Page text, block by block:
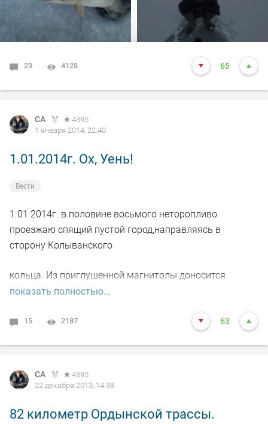
23 4128 65
СА
4395
1 января 2014, 22:40
1.01.2014г. Ох, Уень!
Вести
1.01.2014г. в половине восьмого неторопливо
проезжаю спящий пустой город,направляясь в
сторону Колыванского
кольца. Из приглушенной магнитолы доносится
"..Вояж Вояж"
- Нет!, думаю, в Оёш я сегоня не поеду, уверенно
девяти.Вдоль дороги припаркованы полтора десятка
разбился на групки по интересам.
показать полностью...
15 2187 63
СА
4395
22 декабря 2013, 14:38
82 километр Ордынской трассы.